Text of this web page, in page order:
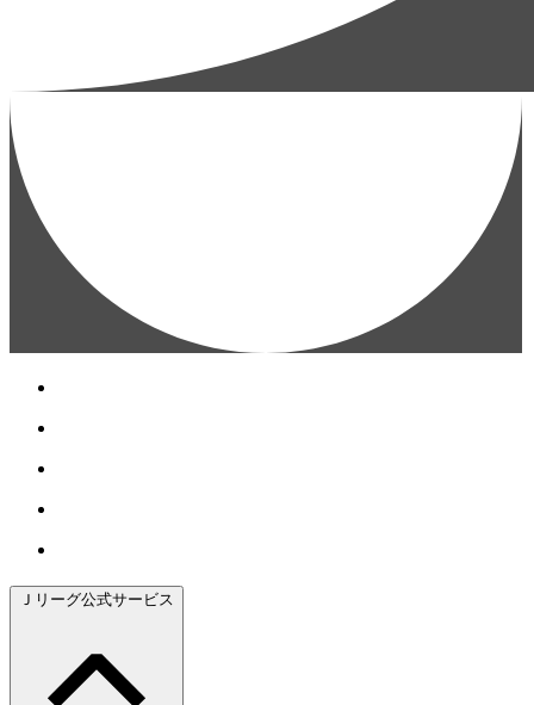
Ｊリーグ公式サービス